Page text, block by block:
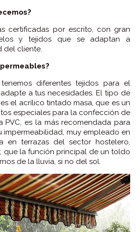
certificadas por escrito, con gran
y tejidos que se adaptan a
del cliente.
diferentes tejidos para el
a tus necesidades. El tipo de
el acrílico tintado masa, que es un
especiales para la confección de
PVC, es la más recomendada para
impermeabilidad, muy empleado en
en terrazas del sector hostelero.
que la función principal de un toldo
de la lluvia, si no del sol.